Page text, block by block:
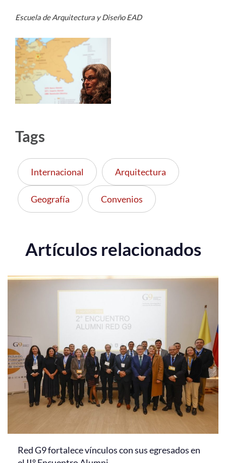
Escuela de Arquitectura y Diseño EAD
Tags
Internacional Arquitectura
Geografía Convenios
Artículos relacionados
Red G9 fortalece vínculos con sus egresados en